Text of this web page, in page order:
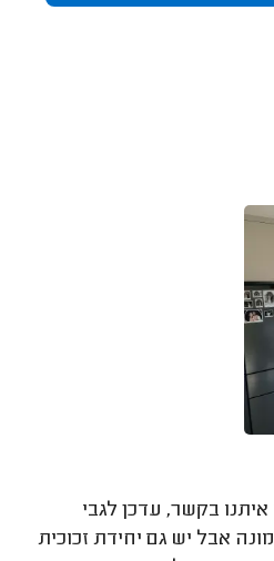
בקשר, עדכן לגבי
אבל יש גם יחידת זכוכית